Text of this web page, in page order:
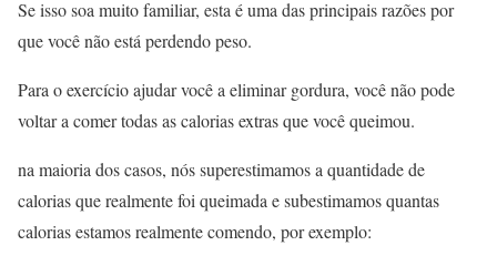
Se isso soa muito familiar, esta é uma das principais razões por
que você não está perdendo peso.
Para o exercício ajudar você a eliminar gordura, você não pode
voltar a comer todas as calorias extras que você queimou.
na maioria dos casos, nós superestimamos a quantidade de
calorias que realmente foi queimada e subestimamos quantas
calorias estamos realmente comendo, por exemplo: